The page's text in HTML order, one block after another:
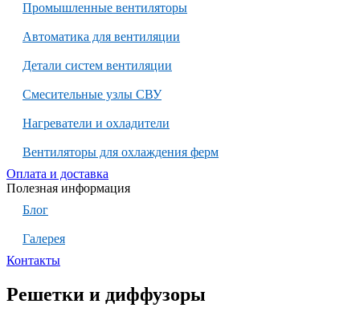
Промышленные вентиляторы
Автоматика для вентиляции
Детали систем вентиляции
Смесительные узлы СВУ
Нагреватели и охладители
Вентиляторы для охлаждения ферм
Оплата и доставка
Полезная информация
Блог
Галерея
Контакты
Решетки и диффузоры